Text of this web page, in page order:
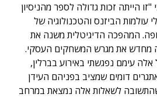
"זו הייתה זכות גדולה לספר מהניסיון
עולמות הביזנס והטכנולוגיה של
המהפכה הדיגיטלית משנה את
מחדש את מגרש המשחקים העסקי.
אלה עימם נפגשתי באירוע בברלין,
דומים שמציב בפניהם העידן
שהתשובה לשאלות אלה נמצאת במרחב